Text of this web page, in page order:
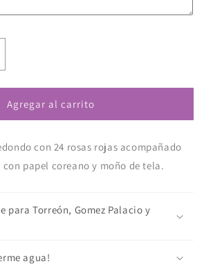
Agregar al carrito
con 24 rosas rojas acompañado
papel coreano y moño de tela.
para Torreón, Gomez Palacio y
agua!